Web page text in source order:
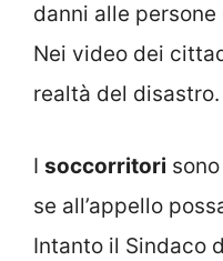
danni alle
Nei video dei
realtà del disastro.
I soccorritori
se all’appello
Intanto il Sindaco